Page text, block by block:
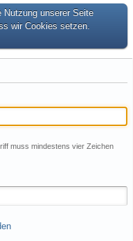
Nutzung unserer Seite
wir Cookies setzen.
muss mindestens vier Zeichen